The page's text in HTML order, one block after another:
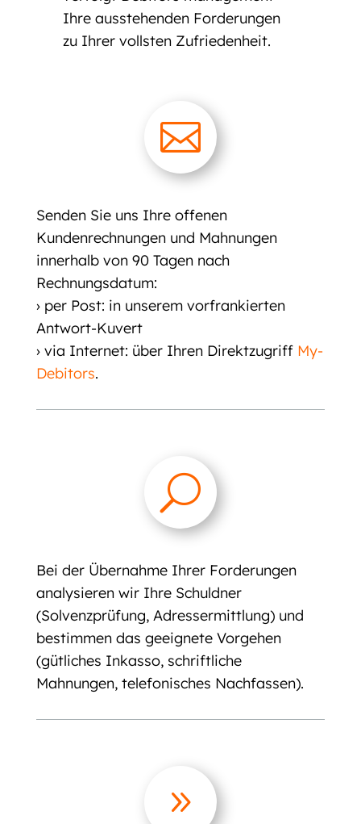
Ihre ausstehenden Forderungen
zu Ihrer vollsten Zufriedenheit.

Senden Sie uns Ihre offenen
Kundenrechnungen und Mahnungen
innerhalb von 90 Tagen nach
Rechnungsdatum:
› per Post: in unserem vorfrankierten
Antwort-Kuvert
› via Internet: über Ihren Direktzugriff My-
Debitors.
U
Bei der Übernahme Ihrer Forderungen
analysieren wir Ihre Schuldner
(Solvenzprüfung, Adressermittlung) und
bestimmen das geeignete Vorgehen
(gütliches Inkasso, schriftliche
Mahnungen, telefonisches Nachfassen).
9